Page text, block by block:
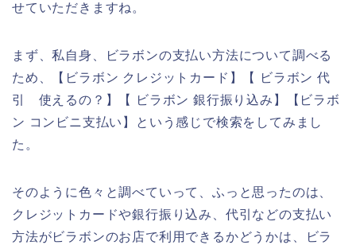
せていただきますね。
まず、私自身、ビラボンの支払い方法について調べる
ため、【ビラボン クレジットカード】【 ビラボン 代
引 使えるの？】【 ビラボン 銀行振り込み】【ビラボ
ン コンビニ支払い】という感じで検索をしてみまし
た。
そのように色々と調べていって、ふっと思ったのは、
クレジットカードや銀行振り込み、代引などの支払い
方法がビラボンのお店で利用できるかどうかは、ビラ